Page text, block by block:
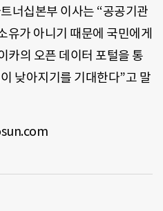
너십본부 이사는 “공공기관
유가 아니기 때문에 국민에게
카의 오픈 데이터 포털을 통
낮아지기를 기대한다”고 말